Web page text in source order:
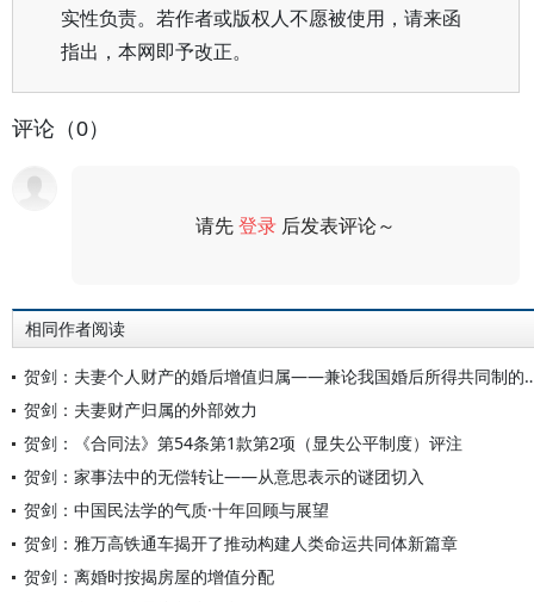
实性负责。若作者或版权人不愿被使用，请来函
指出，本网即予改正。
评论（0）
请先登录 后发表评论～
相同作者阅读
贺剑：夫妻个人财产的婚后
贺剑：夫妻财产归属的外部效力
贺剑：《合同法》第54条第1款第2项（显失公平制度）评注
贺剑：家事法中的无偿转让——从意思表示的谜团切入
贺剑：中国民法学的气质·十年回顾与展望
贺剑：雅万高铁通车揭开了推动构建人类命运共同体新篇章
贺剑：离婚时按揭房屋的增值分配